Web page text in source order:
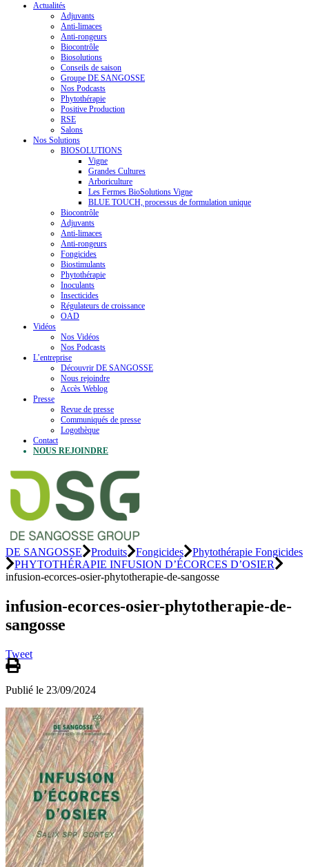
Actualités
Adjuvants
Anti-limaces
Anti-rongeurs
Biocontrôle
Biosolutions
Conseils de saison
Groupe DE SANGOSSE
Nos Podcasts
Phytothérapie
Positive Production
RSE
Salons
Nos Solutions
BIOSOLUTIONS
Vigne
Grandes Cultures
Arboriculture
Les Fermes BioSolutions Vigne
BLUE TOUCH, processus de formulation unique
Biocontrôle
Adjuvants
Anti-limaces
Anti-rongeurs
Fongicides
Biostimulants
Phytothérapie
Inoculants
Insecticides
Régulateurs de croissance
OAD
Vidéos
Nos Vidéos
Nos Podcasts
L’entreprise
Découvrir DE SANGOSSE
Nous rejoindre
Accès Weblog
Presse
Revue de presse
Communiqués de presse
Logothèque
Contact
NOUS REJOINDRE
DE SANGOSSE Produits Fongicides
Phytothérapie Fongicides
PHYTOTHÉRAPIE INFUSION D’ÉCORCES D’OSIER
infusion-ecorces-osier-phytotherapie-de-sangosse
infusion-ecorces-osier-phytotherapie-de-
sangosse
Tweet
Publié le 23/09/2024